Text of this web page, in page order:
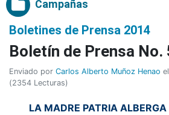
Campañas
Boletines de Prensa 2014
Boletí­n de Prensa No.
Enviado por Carlos Alberto Muñoz Henao
(2354 Lecturas)
LA MADRE PATRIA